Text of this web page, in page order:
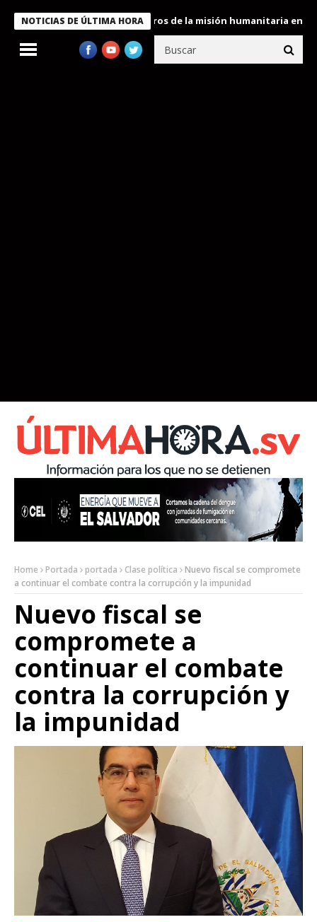
NOTICIAS DE ÚLTIMA HORA
condecora a miembros de la misión humanitaria enviada a
Home Portada portada Clase política
Nuevo fiscal se compromete
a continuar el combate contra la corrupción y la impunidad
Nuevo fiscal se
compromete a
continuar el combate
contra la corrupción y
la impunidad